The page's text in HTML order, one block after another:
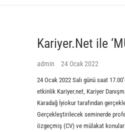
Kariyer.Net ile
admin 24 Ocak 2022
24 Ocak 2022 Salı günü saat
etkinlik Kariyer.net, Kariyer
Karadağ İyiokur tarafından
Gerçekleştirilecek seminerde
özgeçmiş (CV) ve mülakat